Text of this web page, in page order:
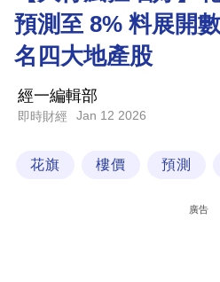
商
業
技
場
預測至 8% 料展開
名四大地產股
經一編輯部
即時財經 Jan 12 2026
花旗 樓價 預測
廣告